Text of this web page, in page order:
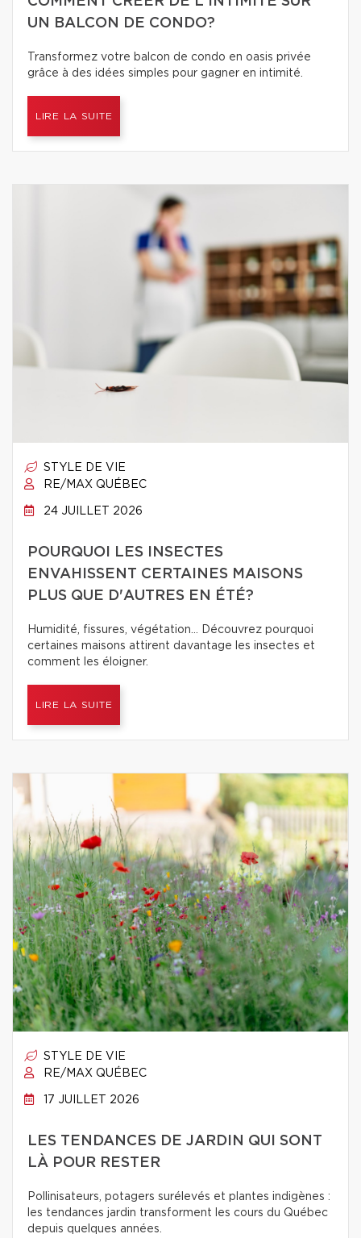
UN BALCON DE CONDO?
Transformez votre balcon de condo en oasis privée
grâce à des idées simples pour gagner en intimité.
LIRE LA SUITE
STYLE DE VIE
RE/MAX QUÉBEC
24 JUILLET 2026
POURQUOI LES INSECTES
ENVAHISSENT CERTAINES MAISONS
PLUS QUE D'AUTRES EN ÉTÉ?
Humidité, fissures, végétation… Découvrez pourquoi
certaines maisons attirent davantage les insectes et
comment les éloigner.
LIRE LA SUITE
STYLE DE VIE
RE/MAX QUÉBEC
17 JUILLET 2026
LES TENDANCES DE JARDIN QUI SONT
LÀ POUR RESTER
Pollinisateurs, potagers surélevés et plantes indigènes :
les tendances jardin transforment les cours du Québec
depuis quelques années.